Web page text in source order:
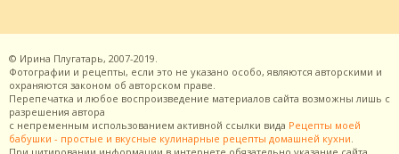
© Ирина Плугатарь, 2007-2019.
Фотографии и рецепты, если это не указано особо, являются авторскими и
охраняются законом об авторском праве.
Перепечатка и любое воспроизведение материалов сайта возможны лишь с
разрешения автора
с непременным использованием активной ссылки вида Рецепты моей
бабушки - простые и вкусные кулинарные рецепты домашней кухни